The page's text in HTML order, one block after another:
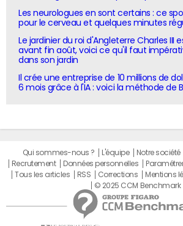
Les neurologues en sont certains : ce
pour le cerveau et quelques minutes
Le jardinier du roi d'Angleterre Charles III
avant fin août, voici ce qu'il faut
dans son jardin
Il crée une entreprise de 10 millions de
6 mois grâce à l'IA : voici la méthode de
Qui sommes-nous ? L'équipe Notre société
Recrutement
Données personnelles
Tous les articles
RSS Corrections Mentions
© 2025 CCM Benchmark